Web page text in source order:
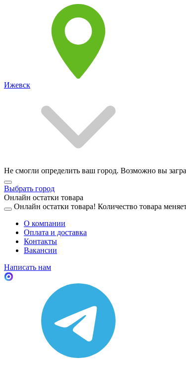
Ижевск
Не смогли определить ваш город. Возможно вы
Выбрать город
Онлайн остатки товара
Онлайн остатки товара! Количество товара
О компании
Оплата и доставка
Контакты
Вакансии
Написать нам